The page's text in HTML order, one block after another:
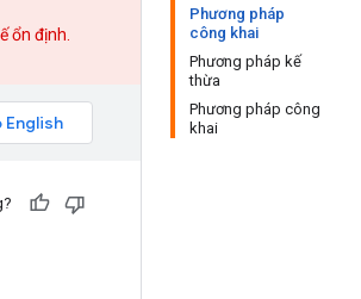
Phương pháp
công khai
Phương pháp kế
thừa
Phương pháp công
khai
ổn định.